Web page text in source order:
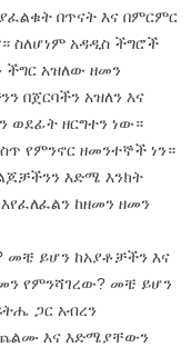
በጥናት እና በምርምር
ስለሆነም አዳዲስ ችግሮች
ችግር አዝለው ዘመን
በጀርባችን አዝለን እና
ወደፊት ዘርግተን ነው።
የምንኖር ዘመንተኞች ነን።
እድሜ እንክት
ከዘመን ዘመን
ይሆን ከአያቶቻችን እና
የምንሻገረው? መቼ ይሆን
ጋር አብረን
እና እድሜያቸውን